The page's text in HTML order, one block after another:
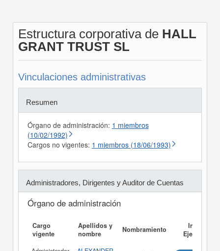
Estructura corporativa de HALL
GRANT TRUST SL
Vinculaciones administrativas
Resumen
Órgano de administración: 1 miembros
(10/02/1992)
Cargos no vigentes: 1 miembros (18/06/1993)
Administradores, Dirigentes y Auditor de Cuentas
Órgano de administración
Cargo
vigente
Apellidos y
nombre
Nombramiento
Informe
Ejecutivo